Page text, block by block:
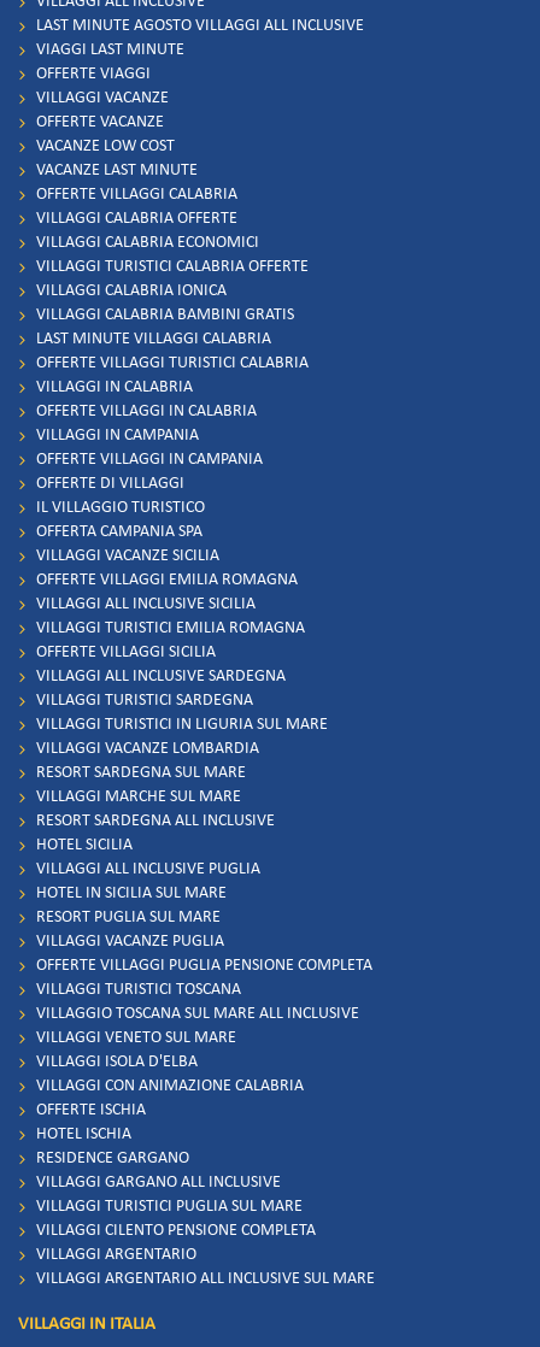
LAST MINUTE AGOSTO VILLAGGI ALL INCLUSIVE
VIAGGI LAST MINUTE
OFFERTE VIAGGI
VILLAGGI VACANZE
OFFERTE VACANZE
VACANZE LOW COST
VACANZE LAST MINUTE
OFFERTE VILLAGGI CALABRIA
VILLAGGI CALABRIA OFFERTE
VILLAGGI CALABRIA ECONOMICI
VILLAGGI TURISTICI CALABRIA OFFERTE
VILLAGGI CALABRIA IONICA
VILLAGGI CALABRIA BAMBINI GRATIS
LAST MINUTE VILLAGGI CALABRIA
OFFERTE VILLAGGI TURISTICI CALABRIA
VILLAGGI IN CALABRIA
OFFERTE VILLAGGI IN CALABRIA
VILLAGGI IN CAMPANIA
OFFERTE VILLAGGI IN CAMPANIA
OFFERTE DI VILLAGGI
IL VILLAGGIO TURISTICO
OFFERTA CAMPANIA SPA
VILLAGGI VACANZE SICILIA
OFFERTE VILLAGGI EMILIA ROMAGNA
VILLAGGI ALL INCLUSIVE SICILIA
VILLAGGI TURISTICI EMILIA ROMAGNA
OFFERTE VILLAGGI SICILIA
VILLAGGI ALL INCLUSIVE SARDEGNA
VILLAGGI TURISTICI SARDEGNA
VILLAGGI TURISTICI IN LIGURIA SUL MARE
VILLAGGI VACANZE LOMBARDIA
RESORT SARDEGNA SUL MARE
VILLAGGI MARCHE SUL MARE
RESORT SARDEGNA ALL INCLUSIVE
HOTEL SICILIA
VILLAGGI ALL INCLUSIVE PUGLIA
HOTEL IN SICILIA SUL MARE
RESORT PUGLIA SUL MARE
VILLAGGI VACANZE PUGLIA
OFFERTE VILLAGGI PUGLIA PENSIONE COMPLETA
VILLAGGI TURISTICI TOSCANA
VILLAGGIO TOSCANA SUL MARE ALL INCLUSIVE
VILLAGGI VENETO SUL MARE
VILLAGGI ISOLA D'ELBA
VILLAGGI CON ANIMAZIONE CALABRIA
OFFERTE ISCHIA
HOTEL ISCHIA
RESIDENCE GARGANO
VILLAGGI GARGANO ALL INCLUSIVE
VILLAGGI TURISTICI PUGLIA SUL MARE
VILLAGGI CILENTO PENSIONE COMPLETA
VILLAGGI ARGENTARIO
VILLAGGI ARGENTARIO ALL INCLUSIVE SUL MARE
VILLAGGI IN ITALIA